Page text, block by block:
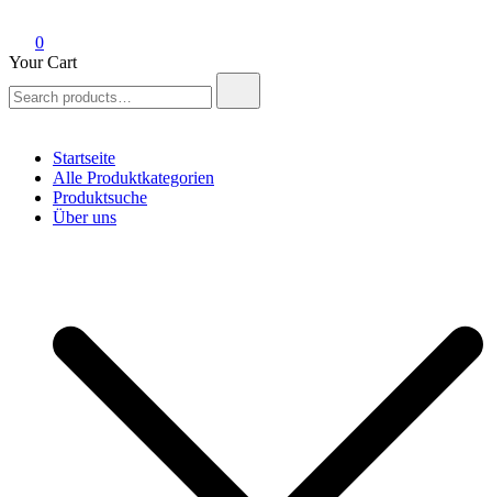
0
Your Cart
for:
Startseite
Alle Produktkategorien
Produktsuche
Über uns